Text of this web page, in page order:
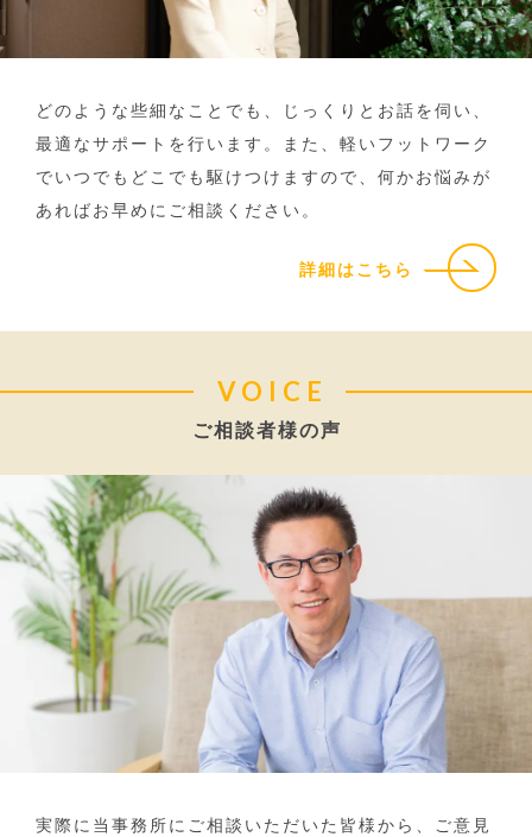
どのような些細なことでも、じっくりとお話を伺い、
最適なサポートを行います。また、軽いフットワーク
でいつでもどこでも駆けつけますので、何かお悩みが
あればお早めにご相談ください。
詳細はこちら
VOICE
ご相談者様の声
実際に当事務所にご相談いただいた皆様から、ご意見